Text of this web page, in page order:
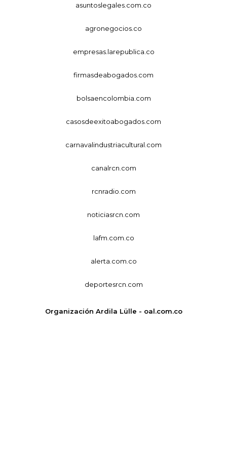
asuntoslegales.com.co
agronegocios.co
empresas.larepublica.co
firmasdeabogados.com
bolsaencolombia.com
casosdeexitoabogados.com
carnavalindustriacultural.com
canalrcn.com
rcnradio.com
noticiasrcn.com
lafm.com.co
alerta.com.co
deportesrcn.com
Organización Ardila Lülle - oal.com.co